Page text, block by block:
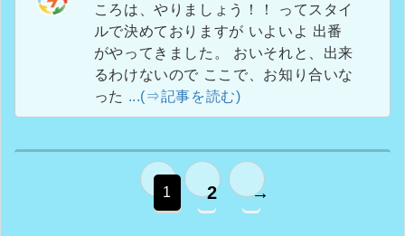
ころは、やりましょう！！ ってスタイ
ルで決めておりますが いよいよ 出番
がやってきました。 おいそれと、出来
るわけないので ここで、お知り合いな
った ...(⇒記事を読む)
1 2 →